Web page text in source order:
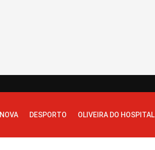
DESPORTO OLIVEIRA DO HOSPITAL